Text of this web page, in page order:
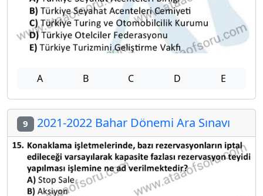
A B C D E
9 2021-2022 Bahar Dönemi Ara Sınavı